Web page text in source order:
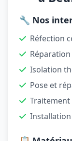
🔧 Nos
Réfection
Isolation
Pose et